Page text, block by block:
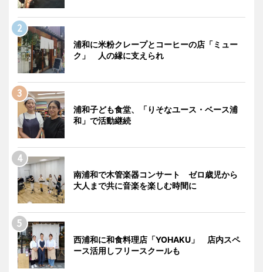
浦和に米粉クレープとコーヒーの店「ミュー
ク」 人の縁に支えられ
浦和子ども食堂、「りそなユース・ベース浦
和」で活動継続
南浦和で木管楽器コンサート ゼロ歳児から
大人まで共に音楽を楽しむ時間に
西浦和に和食料理店「YOHAKU」 店内スペ
ース活用しフリースクールも